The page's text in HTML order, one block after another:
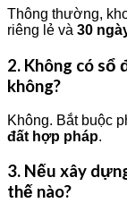
Thông thường,
riêng lẻ và 30
2. Không có
không?
Không. Bắt buộc
đất hợp pháp.
3. Nếu xây
thế nào?